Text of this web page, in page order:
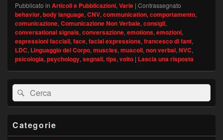
Pubblicato in Articoli e Pubblicazioni,Varie | Contrassegnato
behavior,body language,CNV,communication,comportamento,
comunicazione,Comunicazione Non Verbale,consigli,
conversational signals,conversazione,emotions,emozioni,
espressioni facciali,face,facial expressions,francesco di fant,
LDC, Linguaggio del Corpo,muscles,muscoli,non verbal,NVC,
psicologia,psychology,segnali,tips,volto | Lascia una risposta
Area
widget
barra
Cerca:Cerca
Categorie